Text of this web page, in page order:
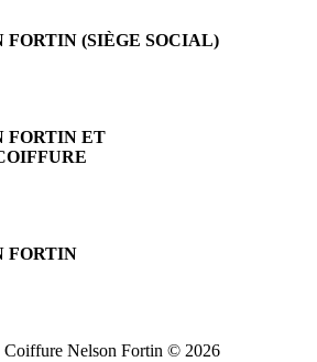
FORTIN (SIÈGE SOCIAL)
FORTIN ET
FORTIN
Nelson Fortin © 2026